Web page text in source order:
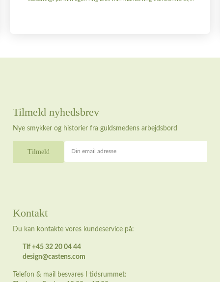
Kontakt
Du kan kontakte vores kundeservice på:
Tlf +45 32 20 04 44
design@castens.com
Telefon & mail besvares I tidsrummet:
Tilmeld nyhedsbrev
Nye smykker og historier fra guldsmedens arbejdsbord
Din email adresse